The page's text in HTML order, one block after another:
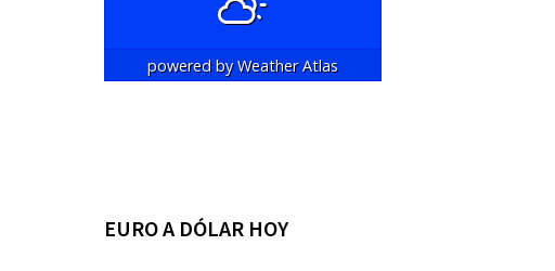
powered byWeather Atlas
EURO A DÓLAR HOY